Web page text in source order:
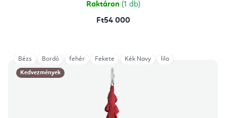
Raktáron (1 db)
Ft54 000
Kedvezmények
Bézs Bordó fehér Fekete Kék Navy lila